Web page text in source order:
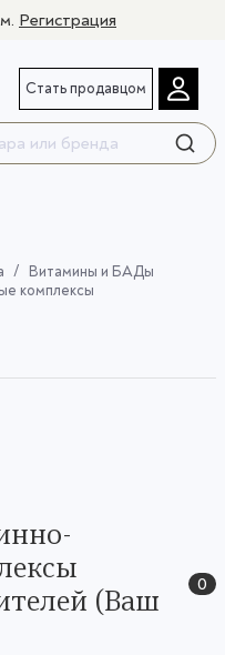
Регистрация
Стать продавцом
Витамины и БАДы
комплексы
(Ваш
0